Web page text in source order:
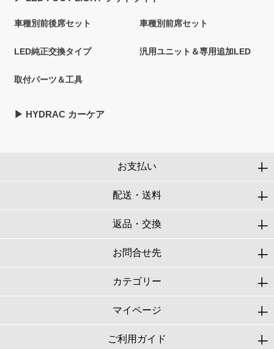
車種別前後席セット 車種別前席セット
LED純正交換タイプ 汎用ユニット＆専用追加LED
取付パーツ＆工具
▶︎ HYDRAC カーケア
お支払い
配送・送料
返品・交換
お問合せ先
カテゴリー
マイページ
ご利用ガイド